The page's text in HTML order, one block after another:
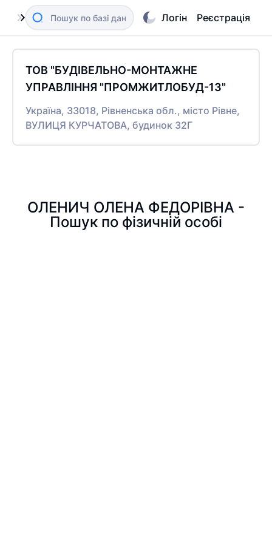
Логін Реєстрація
ТОВ "БУДІВЕЛЬНО-МОНТАЖНЕ
УПРАВЛІННЯ "ПРОМЖИТЛОБУД-13"
Україна, 33018, Рівненська обл., місто Рівне,
ВУЛИЦЯ КУРЧАТОВА, будинок 32Г
ОЛЕНИЧ ОЛЕНА ФЕДОРІВНА -
Пошук по фізичній особі